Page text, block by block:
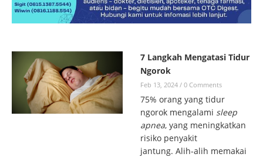
7 Langkah Mengatasi Tidur
Ngorok
Feb 13, 2024 / 0 Comments
75% orang yang tidur
ngorok mengalami sleep
apnea, yang meningkatkan
risiko penyakit
jantung. Alih-alih memakai